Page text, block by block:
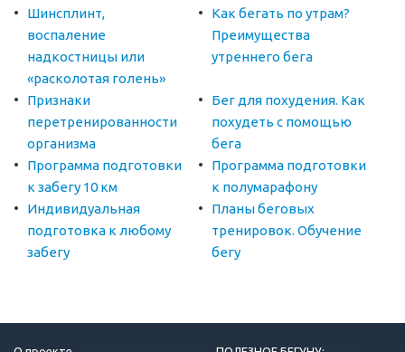
Шинсплинт,
воспаление
надкостницы или
«расколотая голень»
Как бегать по утрам?
Преимущества
утреннего бега
Признаки
перетренированности
организма
Бег для похудения. Как
похудеть с помощью
бега
Программа подготовки
к забегу 10 км
Программа подготовки
к полумарафону
Индивидуальная
подготовка к любому
забегу
Планы беговых
тренировок. Обучение
бегу